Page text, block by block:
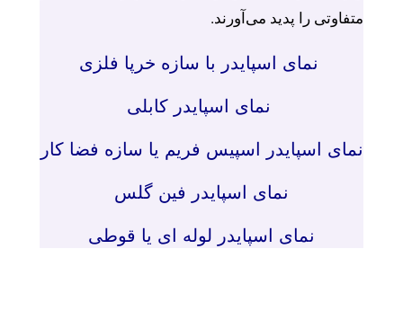
متفاوتی را پدید می‌آورند.
نمای اسپایدر با سازه خرپا فلزی
نمای اسپایدر کابلی
نمای اسپایدر اسپیس فریم یا سازه فضا کار
نمای اسپایدر فین گلس
نمای اسپایدر لوله ای یا قوطی